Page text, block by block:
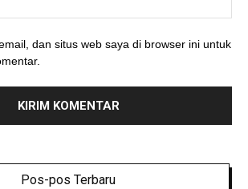
dan situs web saya di browser ini untuk
Pos-pos Terbaru